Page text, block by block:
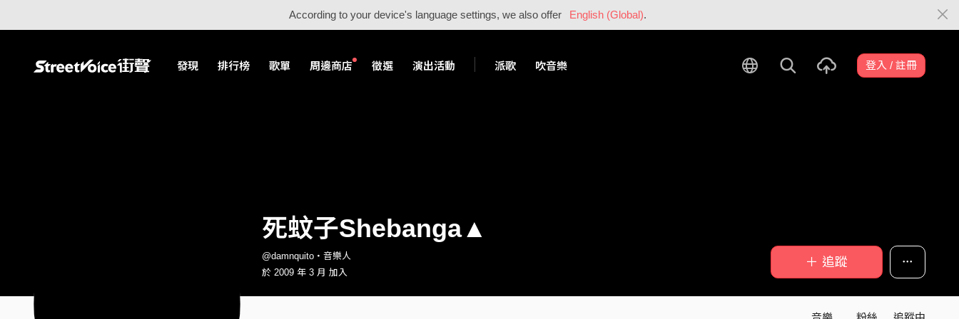
According to your device's language settings, we also offer English (Global).
發現 排行榜 歌單 周邊商店 徵選 演出活動 派歌 吹音樂 登入 / 註冊
死蚊子Shebanga▲
@damnquito・音樂人
於 2009 年 3 月 加入
＋ 追蹤